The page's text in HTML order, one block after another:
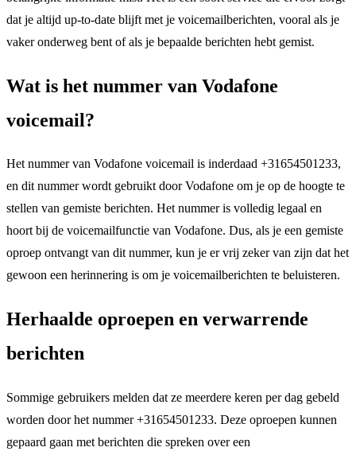
dat je altijd up-to-date blijft met je voicemailberichten, vooral als je
vaker onderweg bent of als je bepaalde berichten hebt gemist.
Wat is het nummer van Vodafone
voicemail?
Het nummer van Vodafone voicemail is inderdaad +31654501233,
en dit nummer wordt gebruikt door Vodafone om je op de hoogte te
stellen van gemiste berichten. Het nummer is volledig legaal en
hoort bij de voicemailfunctie van Vodafone. Dus, als je een gemiste
oproep ontvangt van dit nummer, kun je er vrij zeker van zijn dat het
gewoon een herinnering is om je voicemailberichten te beluisteren.
Herhaalde oproepen en verwarrende
berichten
Sommige gebruikers melden dat ze meerdere keren per dag gebeld
worden door het nummer +31654501233. Deze oproepen kunnen
gepaard gaan met berichten die spreken over een